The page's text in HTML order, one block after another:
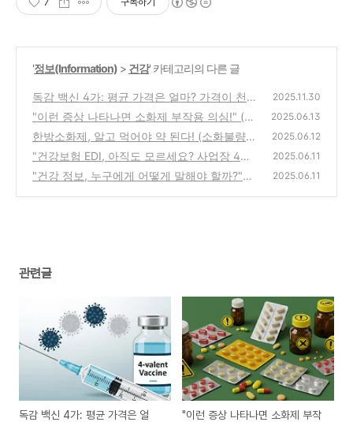
'정보(Information) > 건강' 카테고리의 다른 글
독감 백신 4가: 평균 가격은 얼마? 가격이 천차
만별인 진짜 이유와 현명한 선택법
(0)
2025.11.30
"이런 증상 나타나면 소화제 부작용 의심!" (대
처법 및 예방법)
(2)
2025.06.13
한방소화제, 알고 먹어야 약 된다! (소화불량
원인과 해결책)
(4)
2025.06.12
"건강보험 EDI, 아직도 모르세요? 사업장 4대
보험 업무 초간단 해결!"
(4)
2025.06.11
"건강 정보, 누구에게 어떻게 말해야 할까?"
2025.06.11
관련글
독감 백신 4가: 평균 가격은 얼
"이런 증상 나타나면 소화제 부작